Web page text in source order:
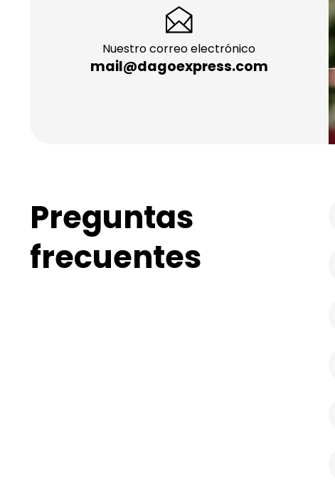
Nuestro correo electrónico
mail@dagoexpress.com
Preguntas
frecuentes